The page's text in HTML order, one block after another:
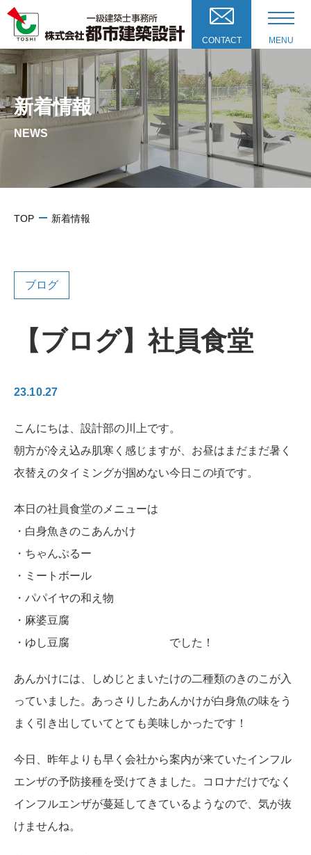
CONTACT MENU
新着情報
NEWS
TOP 新着情報
ブログ
【ブログ】社員食堂
23.10.27
こんにちは、設計部の川上です。
朝方が冷え込み肌寒く感じますが、お昼はまだまだ暑く
衣替えのタイミングが掴めない今日この頃です。
本日の社員食堂のメニューは
・白身魚きのこあんかけ
・ちゃんぷるー
・ミートボール
・パパイヤの和え物
・麻婆豆腐
・ゆし豆腐 でした！
あんかけには、しめじとまいたけの二種類のきのこが入
っていました。あっさりしたあんかけが白身魚の味をう
まく引き出していてとても美味しかったです！
今日、昨年よりも早く会社から案内が来ていたインフル
エンザの予防接種を受けてきました。コロナだけでなく
インフルエンザが蔓延してきているようなので、気が抜
けませんね。